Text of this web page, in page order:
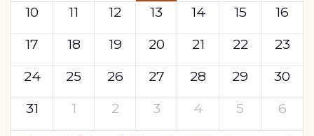
10
11 12 13 14 15
16
17
18 19 20 21 22
23
24
25 26 27 28 29
30
31
1 2 3 4 5 6